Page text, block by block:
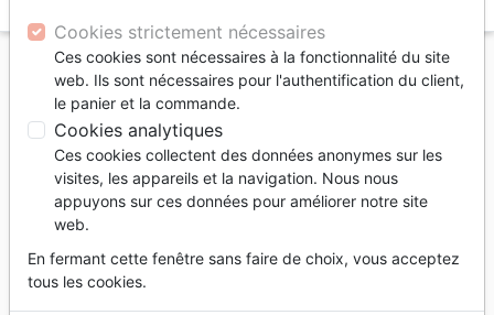
Accueil Livres
Commentaires
Échec de la réussite - L'histoire de Jonas (L') -
[Série Découverte]
L'échec de la réussite - L'histoire de
Jonas
[Série Découverte]
RéférenceRBC4541 EAN9781584245414
Editeur Radio Bible Class
Cookies strictement nécessaires
Ces cookies sont nécessaires à la fonctionnalité du site
web. Ils sont nécessaires pour l'authentification du client,
le panier et la commande.
Cookies analytiques
Ces cookies collectent des données anonymes sur les
visites, les appareils et la navigation. Nous nous
appuyons sur ces données pour améliorer notre site
web.
En fermant cette fenêtre sans faire de choix, vous acceptez
tous les cookies.